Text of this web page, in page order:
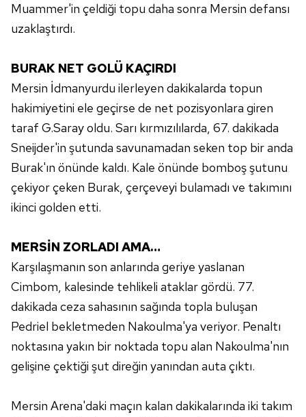
kılınması ve kişiselleştirilmesi ve sizlere yönelik
reklam/pazarlama faaliyetlerinin yapılması, amaçlarıyla
Çerezlere ilişkin tercihlerinizi aşağıda yer alan panel
vasıtasıyla belirleyebilirsiniz. Çerezlere ilişkin detaylı bilgi
için Ayarlar butonuna tıklayabilir,Çerez Bilgilendirme
Metnimiziziyaret edebilirsiniz.
6698 sayılı Kişisel Verilerin Korunması Kanunu uyarınca
hazırlanmış Aydınlatma Metnimizi okumak ve sitemizde
ilgili mevzuata uygun olarak kullanılan çerezlerle ilgili bilgi
almak için lütfentıklayınız
Muammer'in çeldiği topu daha sonra Mersin defansı
uzaklaştırdı.
BURAK NET GOLÜ KAÇIRDI
Mersin İdmanyurdu ilerleyen dakikalarda topun
hakimiyetini ele geçirse de net pozisyonlara giren
taraf G.Saray oldu. Sarı kırmızılılarda, 67. dakikada
Sneijder'in şutunda savunamadan seken top bir anda
Burak'ın önünde kaldı. Kale önünde bomboş şutunu
çekiyor çeken Burak, çerçeveyi bulamadı ve takımını
ikinci golden etti.
MERSİN ZORLADI AMA…
Karşılaşmanın son anlarında geriye yaslanan
Cimbom, kalesinde tehlikeli ataklar gördü. 77.
dakikada ceza sahasının sağında topla buluşan
Pedriel bekletmeden Nakoulma'ya veriyor. Penaltı
noktasına yakın bir noktada topu alan Nakoulma'nın
gelişine çektiği şut direğin yanından auta çıktı.
Mersin Arena'daki maçın kalan dakikalarında iki takım